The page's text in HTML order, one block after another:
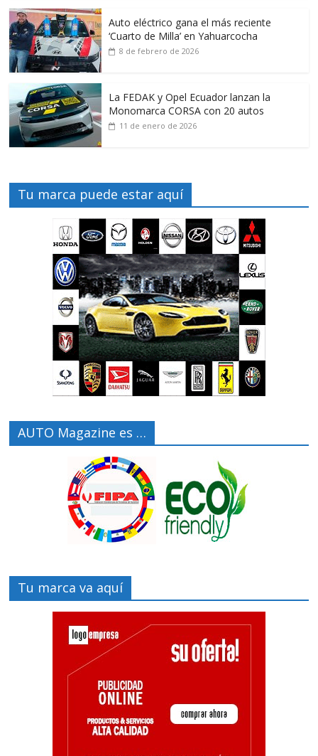
Auto eléctrico gana el más reciente
‘Cuarto de Milla’ en Yahuarcocha
8 de febrero de 2026
La FEDAK y Opel Ecuador lanzan la
Monomarca CORSA con 20 autos
11 de enero de 2026
Tu marca puede estar aquí
AUTO Magazine es …
Tu marca va aquí